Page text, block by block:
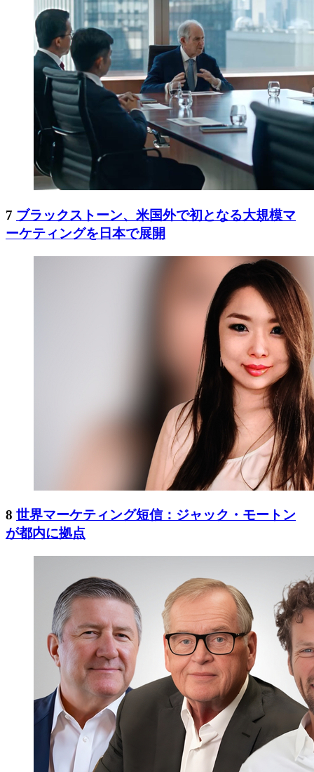
7 ブラックストーン、米国外で初となる大規模マ
ーケティングを日本で展開
8 世界マーケティング短信：ジャック・モートン
が都内に拠点